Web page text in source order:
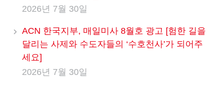
2026년 7월 30일
ACN 한국지부, 매일미사 8월호 광고 [험한 길을
달리는 사제와 수도자들의 ‘수호천사’가 되어주
세요]
2026년 7월 30일